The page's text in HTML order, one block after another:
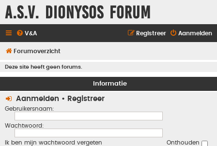
A.S.V. Dionysos Forum
V&A Aanmelden
Registreer
Forumoverzicht
Deze site heeft geen forums.
Informatie
Aanmelden • Registreer
Gebruikersnaam:
Wachtwoord:
Ik ben mijn wachtwoord vergeten Onthouden